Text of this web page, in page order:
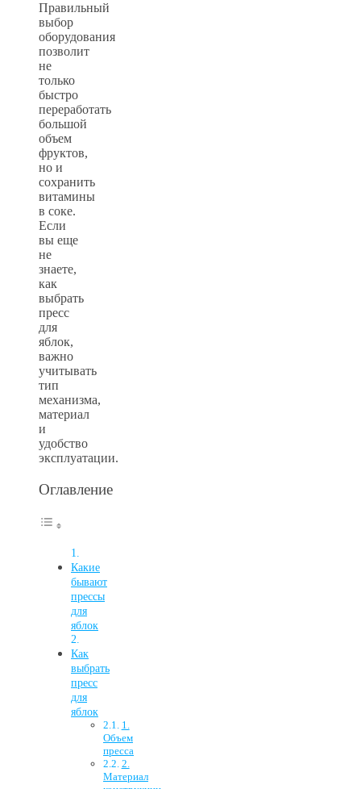
Правильный
выбор
оборудования
позволит
не
только
быстро
переработать
большой
объем
фруктов,
но и
сохранить
витамины
в соке.
Если
вы еще
не
знаете,
как
выбрать
пресс
для
яблок,
важно
учитывать
тип
механизма,
материал
и
удобство
эксплуатации.
Оглавление
Какие
бывают
прессы
для
яблок
Как
выбрать
пресс
для
яблок
1.
Объем
пресса
2.
Материал